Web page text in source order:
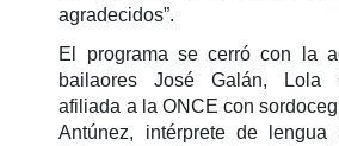
agradecidos”.
El programa se cerró con la
bailaores José Galán, Lola
afiliada a la ONCE con
Antúnez, intérprete de